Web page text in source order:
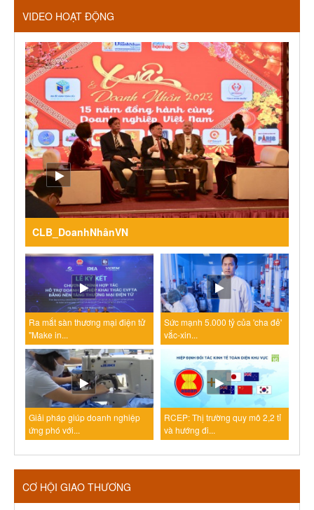
VIDEO HOẠT ĐỘNG
CLB_DoanhNhânVN
Ra mắt sàn thương mại điện tử
"Make in...
Sức mạnh 5.000 tỷ của 'cha đẻ'
vắc-xin...
Giải pháp giúp doanh nghiệp
ứng phó với...
RCEP: Thị trường quy mô 2,2 tỉ
và hướng đi...
CƠ HỘI GIAO THƯƠNG